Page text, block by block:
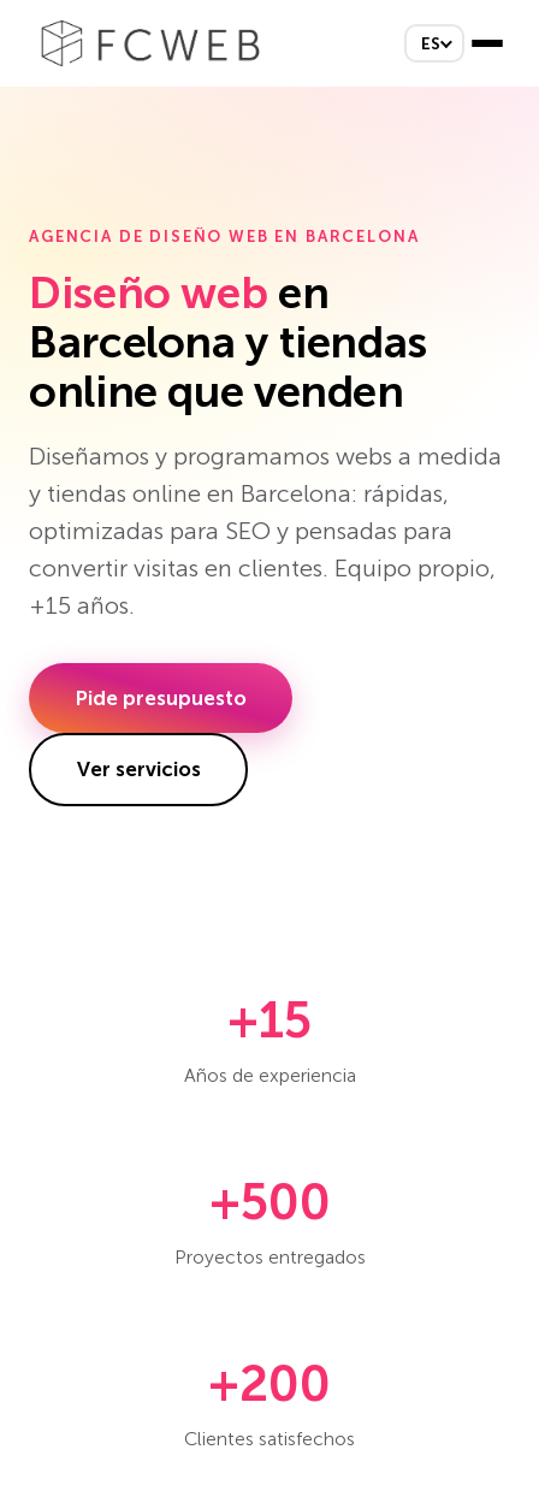
ES
AGENCIA DE DISEÑO WEB EN BARCELONA
Diseño web en
Barcelona y tiendas
online que venden
Diseñamos y programamos webs a medida
y tiendas online en Barcelona: rápidas,
optimizadas para SEO y pensadas para
convertir visitas en clientes. Equipo propio,
+15 años.
Pide presupuesto
Ver servicios
+15
Años de experiencia
+500
Proyectos entregados
+200
Clientes satisfechos